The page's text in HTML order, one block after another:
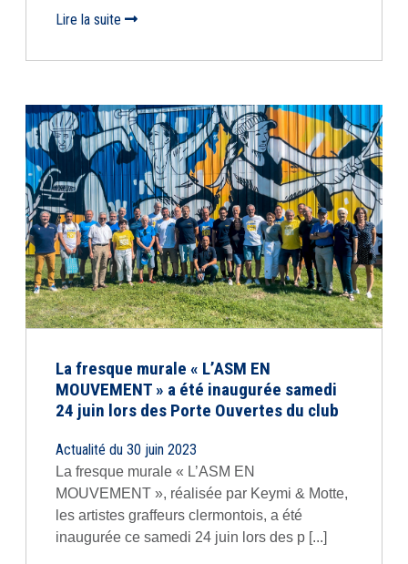
Lire la suite
La fresque murale « L’ASM EN
MOUVEMENT » a été inaugurée samedi
24 juin lors des Porte Ouvertes du club
Actualité du 30 juin 2023
La fresque murale « L’ASM EN
MOUVEMENT », réalisée par Keymi & Motte,
les artistes graffeurs clermontois, a été
inaugurée ce samedi 24 juin lors des p [...]